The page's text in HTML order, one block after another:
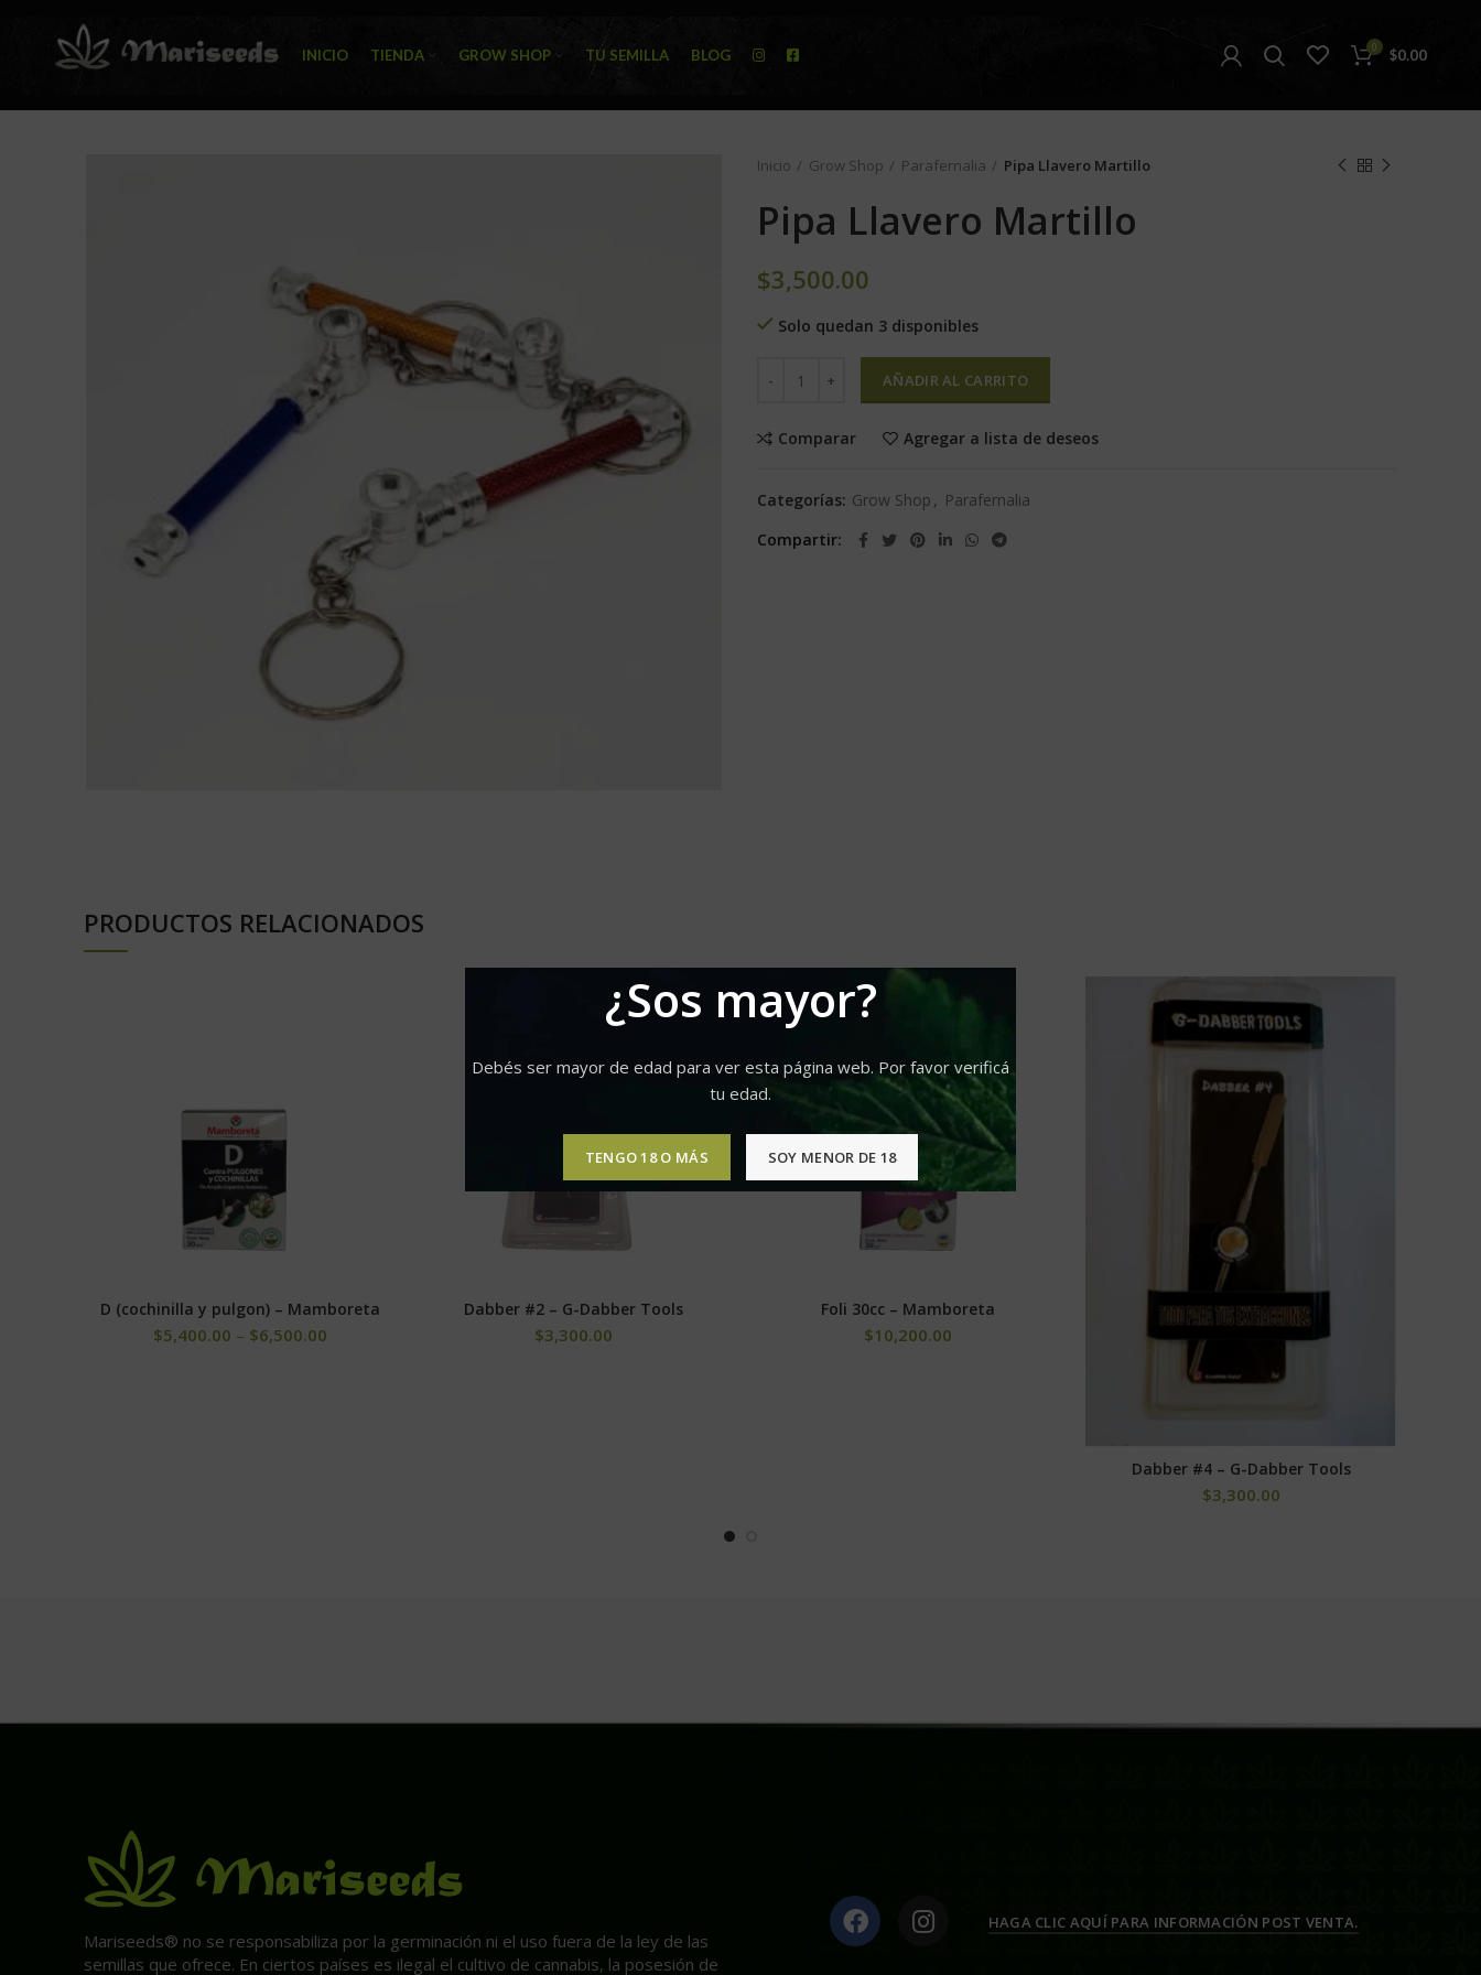
¿Sos mayor?
Debés ser mayor de edad para ver esta página web. Por favor verificá
tu edad.
TENGO 18 O MÁS SOY MENOR DE 18
INICIO TIENDA GROW SHOP TU SEMILLA BLOG 0 $0.00
Inicio Grow Shop Parafernalia Pipa Llavero Martillo
Pipa Llavero Martillo
$3,500.00
Solo quedan 3 disponibles
AÑADIR AL CARRITO
Comparar Agregar a lista de deseos
Categorías: Grow Shop , Parafernalia
Compartir
PRODUCTOS RELACIONADOS
SELECCIONAR OPCIONES
D (cochinilla y pulgon) – Mamboreta
$5,400.00 – $6,500.00
AÑADIR AL CARRITO
Dabber #2 – G-Dabber Tools
$3,300.00
SELECCIONAR OPCIONES
Foli 30cc – Mamboreta
$10,200.00
AÑADIR AL CARRITO
Dabber #4 – G-Dabber Tools
$3,300.00
Mariseeds® no se responsabiliza por la germinación ni el uso fuera de la ley de las
semillas que ofrece. En ciertos países es ilegal el cultivo de cannabis, la posesión de
HAGA CLIC AQUÍ PARA INFORMACIÓN POST VENTA.